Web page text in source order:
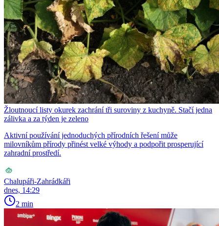
Žloutnoucí listy okurek zachrání tři suroviny z kuchyně. Stačí jedna
zálivka a za týden je zeleno
Aktivní používání jednoduchých přírodních řešení může
milovníkům přírody přinést velké výhody a podpořit prosperující
zahradní prostředí.
Chalupáři-Zahrádkáři
dnes, 14:29
2 min